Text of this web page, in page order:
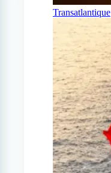
Transatlantique